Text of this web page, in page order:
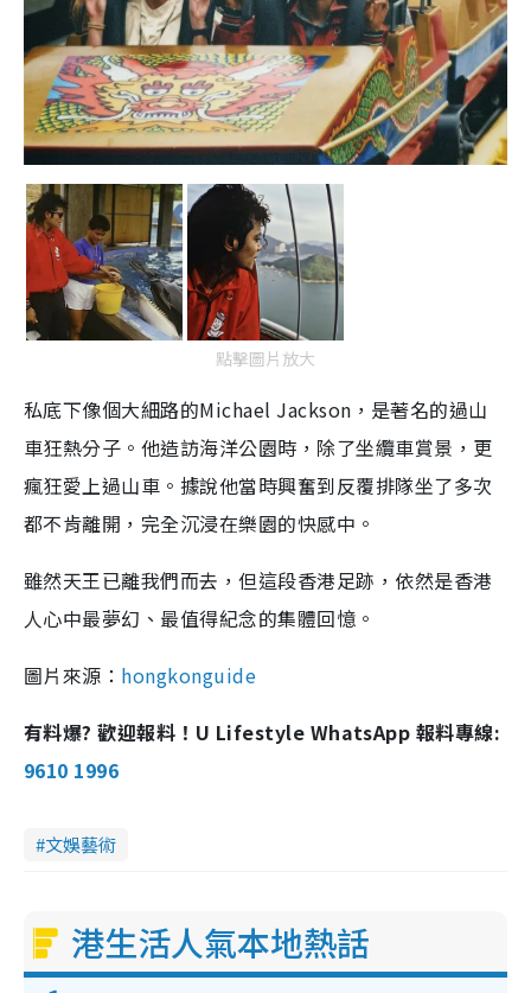
點擊圖片放大
私底下像個大細路的Michael Jackson，是著名的過山
車狂熱分子。他造訪海洋公園時，除了坐纜車賞景，更
瘋狂愛上過山車。據說他當時興奮到反覆排隊坐了多次
都不肯離開，完全沉浸在樂園的快感中。
雖然天王已離我們而去，但這段香港足跡，依然是香港
人心中最夢幻、最值得紀念的集體回憶。
圖片來源： hongkonguide
有料爆? 歡迎報料！U Lifestyle WhatsApp 報料專線:
9610 1996
文娛藝術
港生活人氣本地熱話